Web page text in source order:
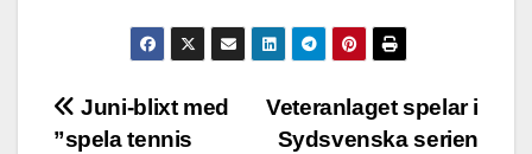
Inläggsnavigering
Veteranlaget spelar i
Sydsvenska serien
Juni-blixt med
”spela tennis